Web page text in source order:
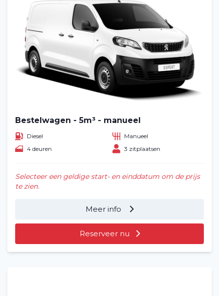
Bestelwagen - 5m³ - manueel
Diesel
Manueel
4 deuren
3 zitplaatsen
Selecteer een geldige start- en einddatum om de prijs
te zien.
Meer info
Reserveer nu